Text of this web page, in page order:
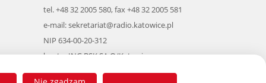
tel. +48 32 2005 580, fax +48 32 2005 581
e-mail: sekretariat@radio.katowice.pl
NIP 634-00-20-312
konto: ING BSK SA O/Katowice
IBAN: PL 57 1050 1214 1000 0007 0006 0692